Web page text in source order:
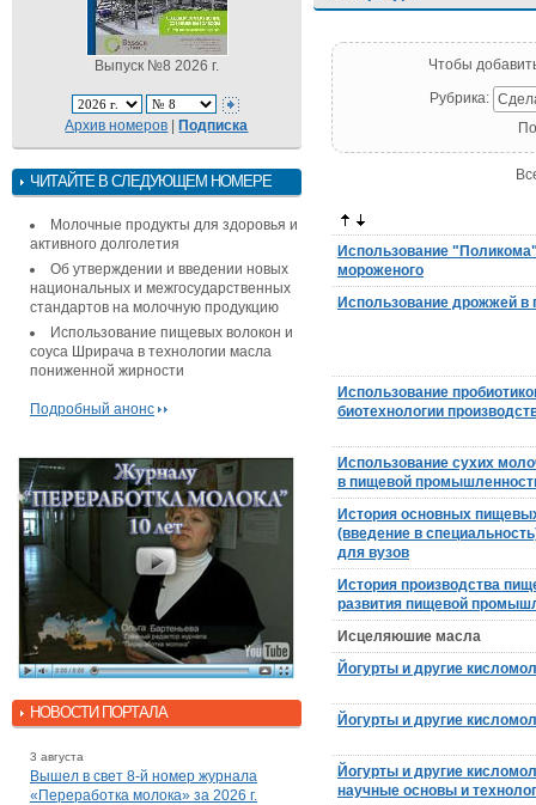
Выпуск №8 2026 г.
Архив номеров |Подписка
ЧИТАЙТЕ В СЛЕДУЮЩЕМ НОМЕРЕ
Молочные продукты для здоровья и
активного долголетия
Об утверждении и введении новых
национальных и межгосударственных
стандартов на молочную продукцию
Использование пищевых волокон и
соуса Шрирача в технологии масла
пониженной жирности
Подробный анонс
НОВОСТИ ПОРТАЛА
3 августа
Вышел в свет 8-й номер журнала
«Переработка молока» за 2026 г.
Чтобы
Рубрика:
Использование
мороженого
Использование дрожжей
Использование
биотехнологии
Использование сухих
в пищевой
История основных
(введение в
для вузов
История производства
развития пищевой
Исцеляюшие масла
Йогурты и другие
Йогурты и другие
Йогурты и другие
научные основы и